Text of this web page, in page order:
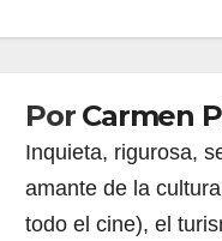
Por Carmen
Inquieta, rigurosa,
amante de la
todo el cine), el